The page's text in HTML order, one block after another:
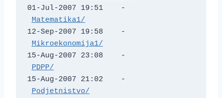
01-Jul-2007 19:51    -
Matematika1/
12-Sep-2007 19:58    -
Mikroekonomija1/
15-Aug-2007 23:08    -
PDPP/
15-Aug-2007 21:02    -
Podjetnistvo/